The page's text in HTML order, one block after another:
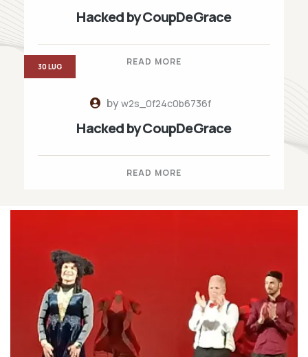
Hacked by CoupDeGrace
READ MORE
byw2s_0f24c0b6736f
Hacked by CoupDeGrace
READ MORE
30 LUG